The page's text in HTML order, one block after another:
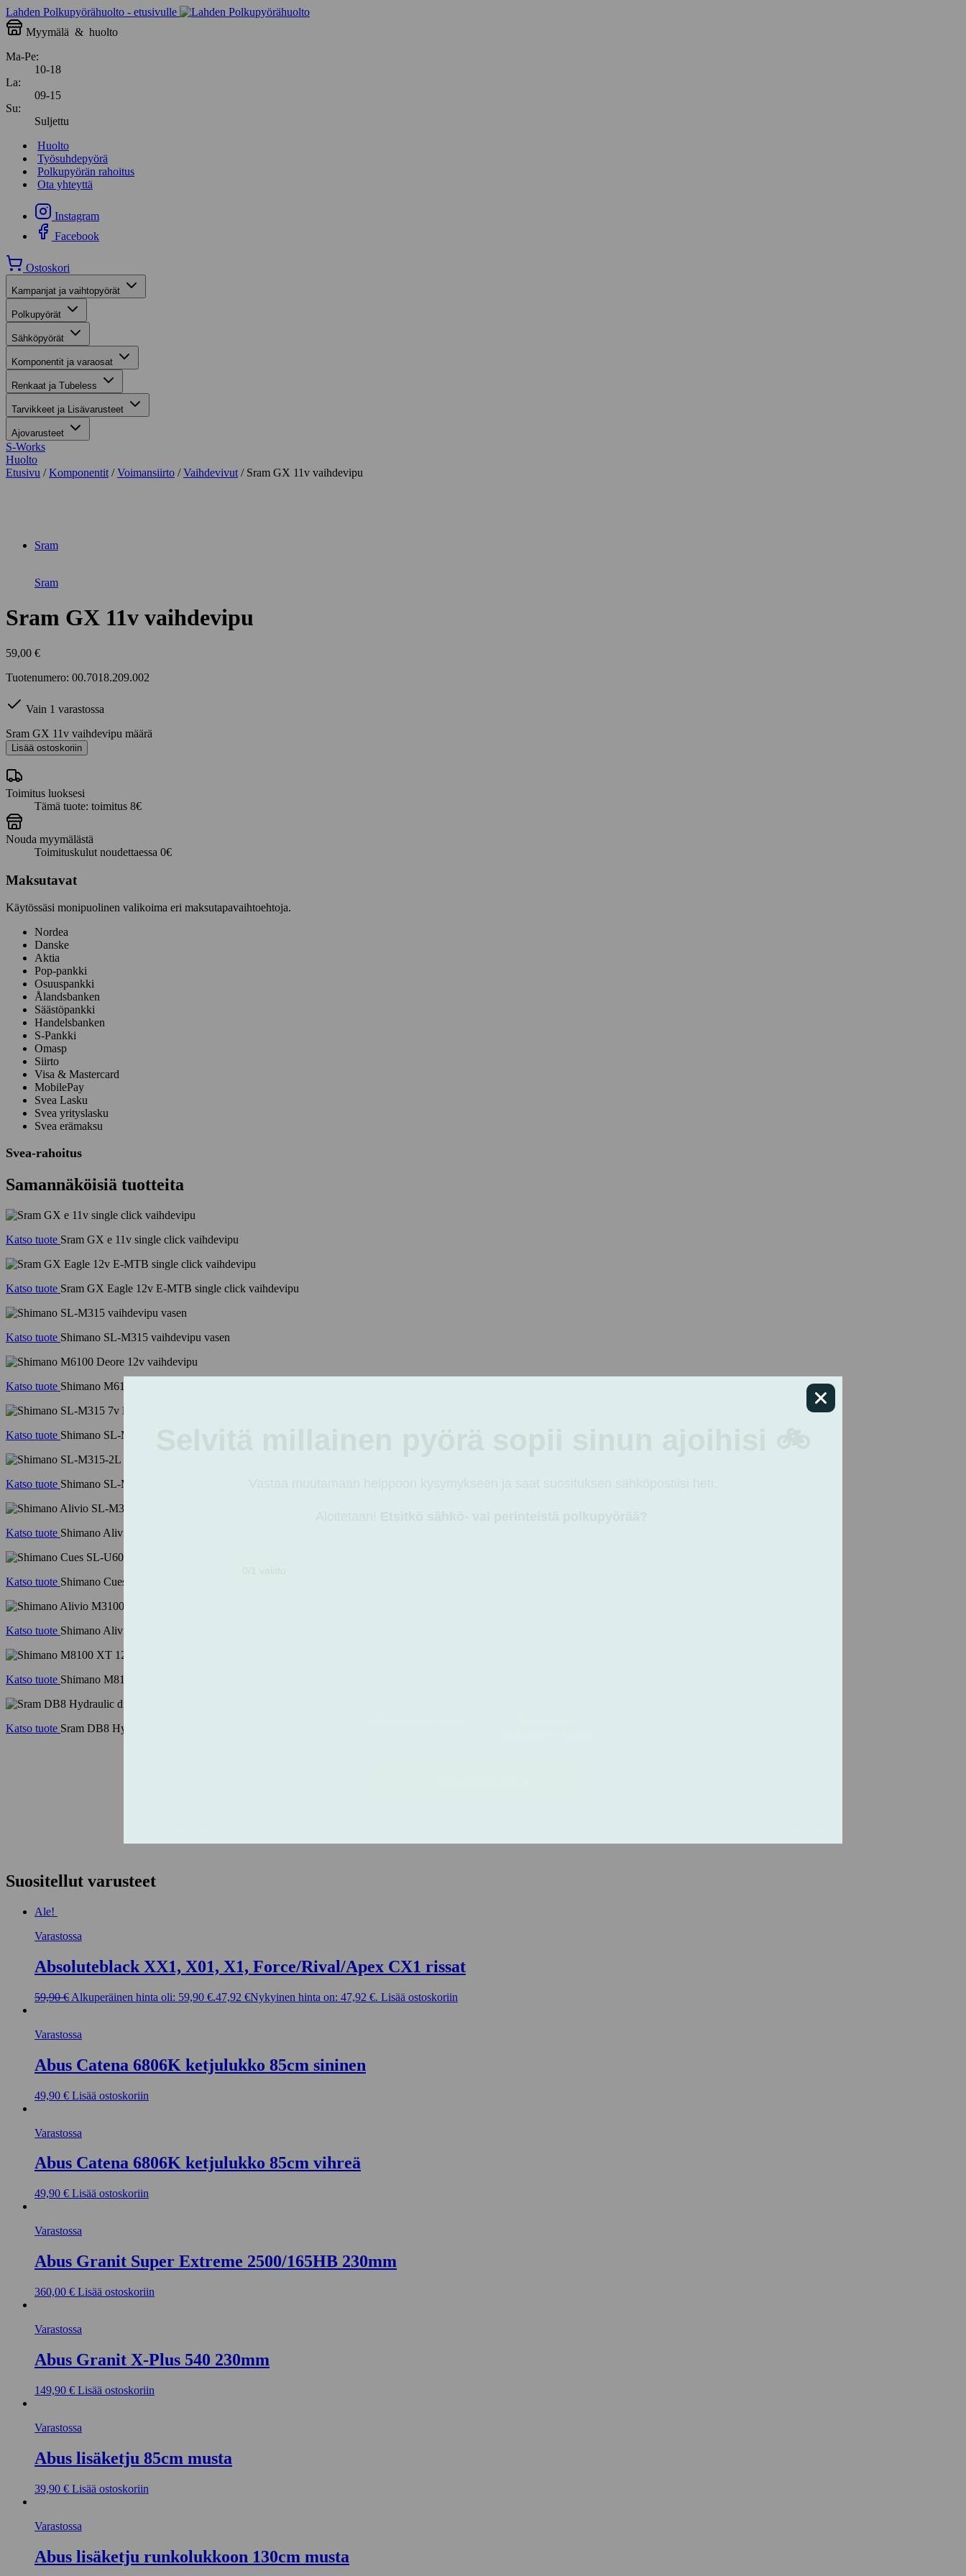
Lahden Polkupyörähuolto - etusivulle
Myymälä & huolto
Ma-Pe:
10-18
La:
09-15
Su:
Suljettu
Huolto
Työsuhdepyörä
Polkupyörän rahoitus
Ota yhteyttä
Instagram
Facebook
Ostoskori
Kampanjat ja vaihtopyörät
Polkupyörät
Sähköpyörät
Komponentit ja varaosat
Renkaat ja Tubeless
Tarvikkeet ja Lisävarusteet
Ajovarusteet
S-Works
Huolto
Etusivu /Komponentit /Voimansiirto /Vaihdevivut / Sram GX 11v vaihdevipu
Sram
Sram
Sram GX 11v vaihdevipu
59,00 €
Tuotenumero: 00.7018.209.002
Vain 1 varastossa
Sram GX 11v vaihdevipu määrä
Lisää ostoskoriin
Toimitus luoksesi
Tämä tuote: toimitus 8€
Nouda myymälästä
Toimituskulut noudettaessa 0€
Maksutavat
Käytössäsi monipuolinen valikoima eri maksutapavaihtoehtoja.
Nordea
Danske
Aktia
Pop-pankki
Osuuspankki
Ålandsbanken
Säästöpankki
Handelsbanken
S-Pankki
Omasp
Siirto
Visa & Mastercard
MobilePay
Svea Lasku
Svea yrityslasku
Svea erämaksu
Svea-rahoitus
Samannäköisiä tuotteita
Katso tuote Sram GX e 11v single click vaihdevipu
Katso tuote Sram GX Eagle 12v E-MTB single click vaihdevipu
Katso tuote Shimano SL-M315 vaihdevipu vasen
Katso tuote Shimano M6100 Deore 12v vaihdevipu
Katso tuote Shimano SL-M315 7v liipasin
Katso tuote Shimano SL-M315-2L vaihdevipu 2v
Katso tuote Shimano Alivio SL-M3100 vaihdevipusarja 2x9
Katso tuote Shimano Cues SL-U6050-10R 10v vaihdevipu
Katso tuote Shimano Alivio M3100 9v vaihdevipu
Katso tuote Shimano M8100 XT 12v vaihdevipu
Katso tuote Sram DB8 Hydraulic disc brake taka
Suositellut varusteet
Ale!
Varastossa
Absoluteblack XX1, X01, X1, Force/Rival/Apex CX1 rissat
59,90€ Alkuperäinen hinta oli: 59,90 €.47,92 €Nykyinen hinta on: 47,92 €. Lisää ostoskoriin
Varastossa
Abus Catena 6806K ketjulukko 85cm sininen
49,90 € Lisää ostoskoriin
Varastossa
Abus Catena 6806K ketjulukko 85cm vihreä
49,90 € Lisää ostoskoriin
Varastossa
Abus Granit Super Extreme 2500/165HB 230mm
360,00 € Lisää ostoskoriin
Varastossa
Abus Granit X-Plus 540 230mm
149,90 € Lisää ostoskoriin
Varastossa
Abus lisäketju 85cm musta
39,90 € Lisää ostoskoriin
Varastossa
Abus lisäketju runkolukkoon 130cm musta